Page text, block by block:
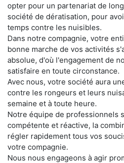
opter pour un partenariat de
société de dératisation, pour
temps contre les nuisibles.
Dans notre compagnie, votre
bonne marche de vos activités
absolue, d'où l'engagement de
satisfaire en toute circonstance.
Avec nous, votre société aura
contre les rongeurs et leurs
semaine et à toute heure.
Notre équipe de professionnels
compétente et réactive, la
régler rapidement tous vos
votre compagnie.
Nous nous engageons à agir